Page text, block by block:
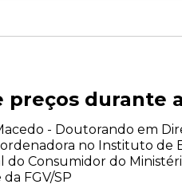
preços durante
- Doutorando em
no Instituto de
do Consumidor do
FGV/SP